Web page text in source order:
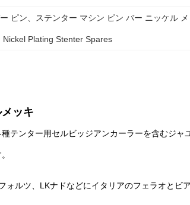
ピン、ステンター マシン ピン バー ニッケル
Nickel Plating Stenter Spares
ッキ
テンター用セルビッジアンカーラーを含むジャ
ルツ、LKナドなどにイタリアのフェラオとビ